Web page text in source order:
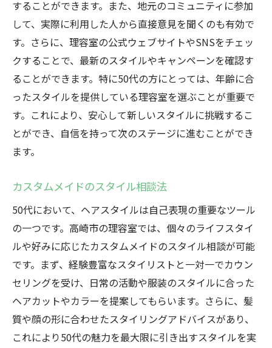
することができます。また、地元のコミュニティに参加
して、実際に利用した人から直接意見を聞くのも有効で
す。さらに、理容室の公式ウェブサイトやSNSをチェッ
クすることで、最新のスタイルやキャンペーンを確認す
ることができます。特に50代の方にとっては、年齢に合
ったスタイルを提供している理容室を選ぶことが重要で
す。これにより、安心して新しいスタイルに挑戦するこ
とができ、自信を持って次のステージに進むことができ
ます。
カスタムメイドのスタイル相談法
50代において、ヘアスタイルは自己表現の重要なツール
の一つです。高崎市の理容室では、個々のライフスタイ
ルや好みに応じたカスタムメイドのスタイル相談が可能
です。まず、経験豊富なスタイリストと一対一でカウン
セリングを受け、日常の活動や服装のスタイルに合った
ヘアカットやカラーを提案してもらいます。さらに、髪
質や顔の形に合わせたスタイリングアドバイスがあり、
これにより50代の魅力を最大限に引き出すスタイルを実